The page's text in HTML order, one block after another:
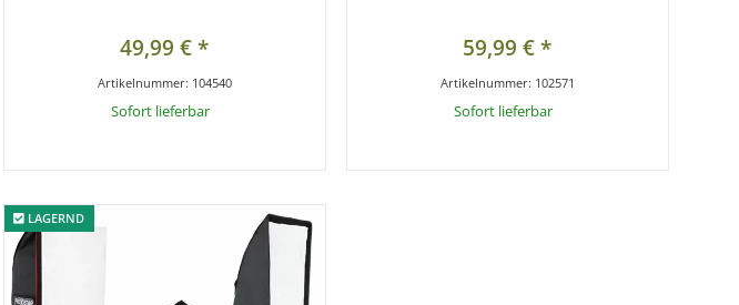
49,99 €*
Artikelnummer: 104540
Sofort lieferbar
59,99 €*
Artikelnummer: 102571
Sofort lieferbar
LAGERND
LAGERND